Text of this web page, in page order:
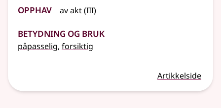
Opphav avakt(3
III)
Betydning og bruk
påpasselig, forsiktig
Artikkelside